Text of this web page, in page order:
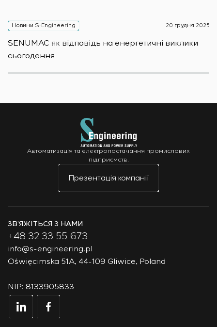
Новини S-Engineering 20 грудня 2025
SENUMAC як відповідь на енергетичні виклики
сьогодення
Автоматизація та електропостачання промислових
підприємств.
Презентація компанії
ЗВ’ЯЖІТЬСЯ З НАМИ
+48 32 33 55 673
info@s-engineering.pl
Oświęcimska 51A, 44-109 Gliwice, Poland
NIP: 8133905833